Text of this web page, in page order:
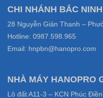
CHI NHÁNH BẮC NINH
28 Nguyễn Giản Thanh –
Hotline: 0987.598.965
Email: hnpbn@hanopro.com
NHÀ MÁY HANOPRO
Lô đất A11-3 – KCN Phúc